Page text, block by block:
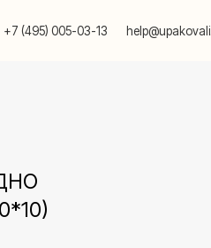
13 10:00-20:00
help@upakovali.online